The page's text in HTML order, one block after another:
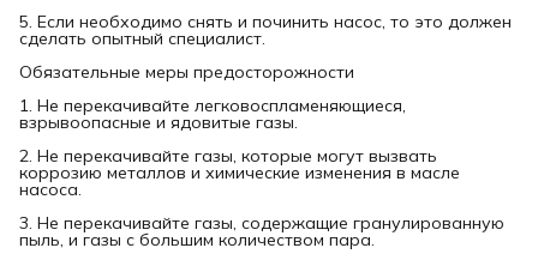
5. Если необходимо снять и починить насос, то это должен
сделать опытный специалист.
Обязательные меры предосторожности
1. Не перекачивайте легковоспламеняющиеся,
взрывоопасные и ядовитые газы.
2. Не перекачивайте газы, которые могут вызвать
коррозию металлов и химические изменения в масле
насоса.
3. Не перекачивайте газы, содержащие гранулированную
пыль, и газы с большим количеством пара.